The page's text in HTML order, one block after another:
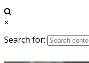
×
Search for: